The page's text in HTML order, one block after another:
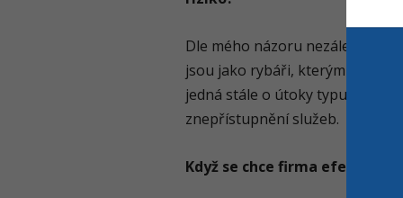
Dle mého názoru nezáleží na
jsou jako rybáři, kterým je
jedná stále o útoky typu
znepřístupnění služeb.
Když se chce firma efektivně